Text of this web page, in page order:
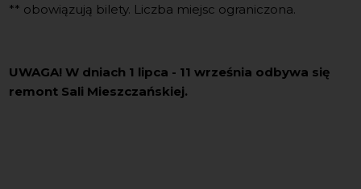
** obowiązują bilety. Liczba miejsc ograniczona.
UWAGA! W dniach 1 lipca - 11 września odbywa się
remont Sali Mieszczańskiej.